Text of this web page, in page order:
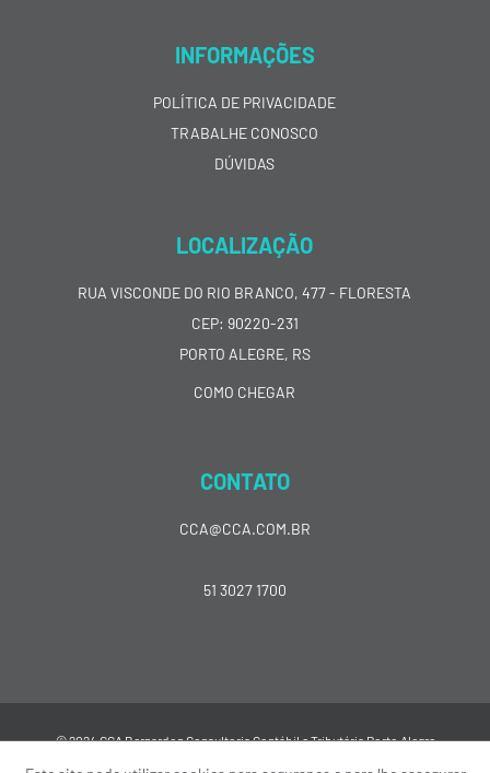
INFORMAÇÕES
POLÍTICA DE PRIVACIDADE
TRABALHE CONOSCO
DÚVIDAS
LOCALIZAÇÃO
RUA VISCONDE DO RIO BRANCO, 477 - FLORESTA
CEP: 90220-231
PORTO ALEGRE, RS
COMO CHEGAR
CONTATO
CCA@CCA.COM.BR
51 3027 1700
© 2024 CCA Bernardon Consultoria Contábil e Tributária Porto Alegre